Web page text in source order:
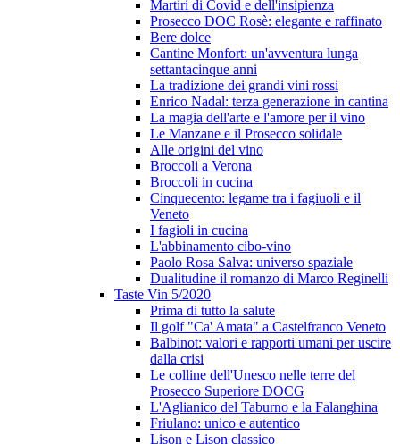
Martiri di Covid e dell'insipienza
Prosecco DOC Rosè: elegante e raffinato
Bere dolce
Cantine Monfort: un'avventura lunga
settantacinque anni
La tradizione dei grandi vini rossi
Enrico Nadal: terza generazione in cantina
La magia dell'arte e l'amore per il vino
Le Manzane e il Prosecco solidale
Alle origini del vino
Broccoli a Verona
Broccoli in cucina
Cinquecento: legame tra i fagiuoli e il
Veneto
I fagioli in cucina
L'abbinamento cibo-vino
Paolo Rosa Salva: universo spaziale
Dualitudine il romanzo di Marco Reginelli
Taste Vin 5/2020
Prima di tutto la salute
Il golf "Ca' Amata" a Castelfranco Veneto
Balbinot: valori e rapporti umani per uscire
dalla crisi
Le colline dell'Unesco nelle terre del
Prosecco Superiore DOCG
L'Aglianico del Taburno e la Falanghina
Friulano: unico e autentico
Lison e Lison classico